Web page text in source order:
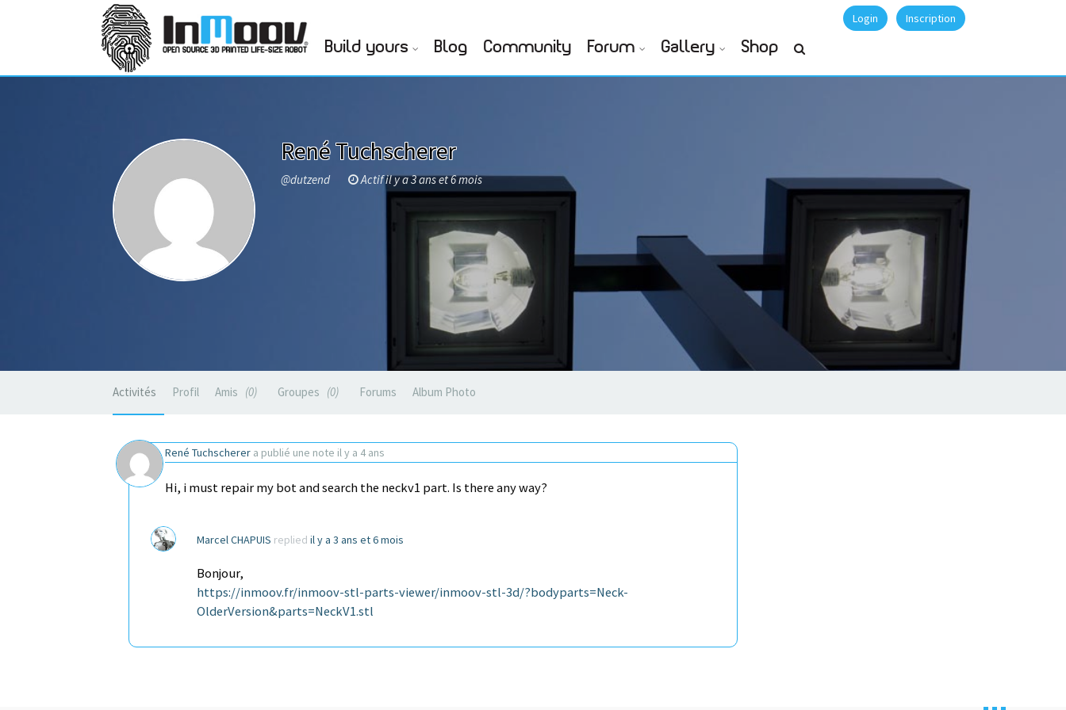
Login Inscription
Build yours Blog Community Forum Gallery Shop
René Tuchscherer
@dutzend Actif il y a 3 ans et 6 mois
Activités Profil Amis 0 Groupes 0 Forums Album Photo
René Tuchscherer a publié une note il y a 4 ans
Hi, i must repair my bot and search the neckv1 part. Is there any way?
Marcel CHAPUIS replied il y a 3 ans et 6 mois
Bonjour,
https://inmoov.fr/inmoov-stl-parts-viewer/inmoov-stl-3d/?bodyparts=Neck-
OlderVersion&parts=NeckV1.stl